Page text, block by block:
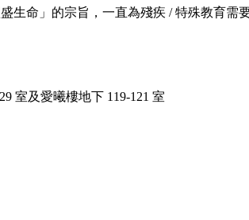
生命」的宗旨，一直為殘疾 / 特殊教育
室及愛曦樓地下 119-121 室